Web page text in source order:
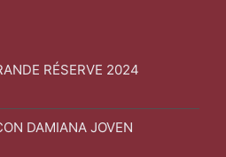
RÉSERVE 2024
DAMIANA JOVEN